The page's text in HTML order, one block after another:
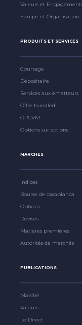
Valeurs et
Equipe et Organisation
PRODUITS ET SERVICES
Courtage
Dépositaire
Services aux émetteurs
Offre bundled
OPCVM
Options sur actions
MARCHÉS
Indices
Bourse de casablanca
Options
Devises
Matières premières
Autorités de marchés
PUBLICATIONS
Marché
Valeurs
Le Direct